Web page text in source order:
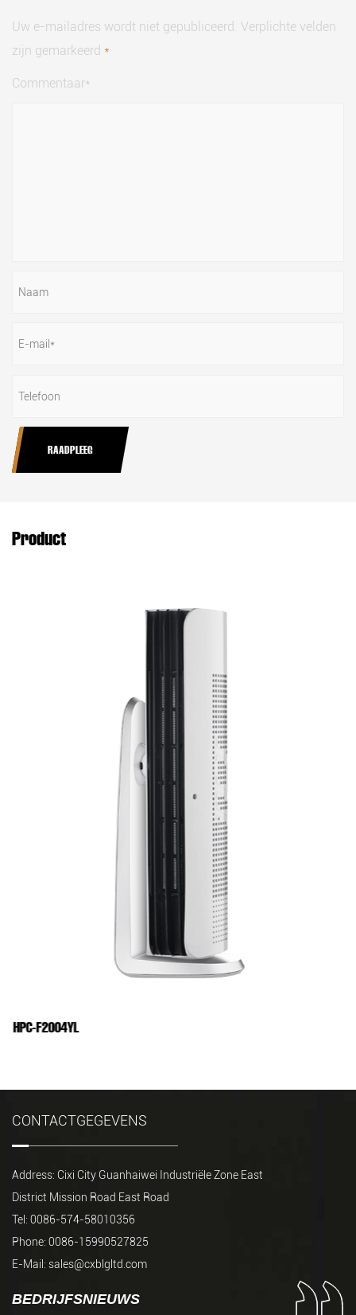
Uw e-mailadres wordt niet gepubliceerd. Verplichte velden
zijn gemarkeerd *
Commentaar*
RAADPLEEG
Product
HPC-F2004YL
CONTACTGEGEVENS
Address: Cixi City Guanhaiwei Industriële Zone East
District Mission Road East Road
Tel: 0086-574-58010356
Phone: 0086-15990527825
E-Mail: sales@cxblgltd.com
BEDRIJFSNIEUWS